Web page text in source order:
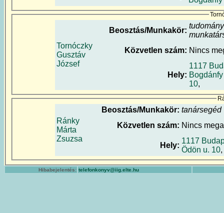
Tornóczky
Gusztáv
József
Beosztás/Munkakör:
Közvetlen szám: Nincs
Hely:
1117
10,
Ránky
Márta
Zsuzsa
Beosztás/Munkakör: tanársegéd
Közvetlen szám: Nincs
Hely:
1117
Ödön u. 10
Hibabejelentés: telefonkonyv@iig.elte.hu